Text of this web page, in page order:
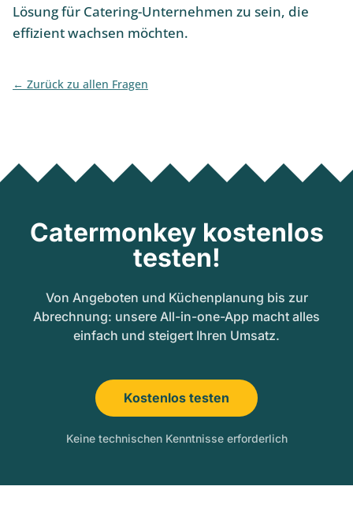
Lösung für Catering-Unternehmen zu sein, die
effizient wachsen möchten.
Zurück zu allen Fragen
Catermonkey kostenlos
testen!
Von Angeboten und Küchenplanung bis zur
Abrechnung: unsere All-in-one-App macht alles
einfach und steigert Ihren Umsatz.
Kostenlos testen
Keine technischen Kenntnisse erforderlich